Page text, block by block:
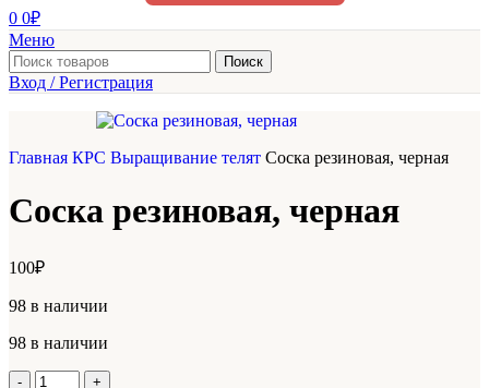
0 0₽
Меню
Поиск
Вход / Регистрация
Главная КРС Выращивание телят Соска резиновая, черная
Соска резиновая, черная
100₽
98 в наличии
98 в наличии